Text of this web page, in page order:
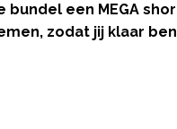
bundel een MEGA
zodat jij klaar